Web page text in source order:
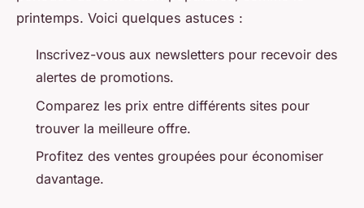
printemps. Voici quelques astuces :
Inscrivez-vous aux newsletters pour recevoir des
alertes de promotions.
Comparez les prix entre différents sites pour
trouver la meilleure offre.
Profitez des ventes groupées pour économiser
davantage.